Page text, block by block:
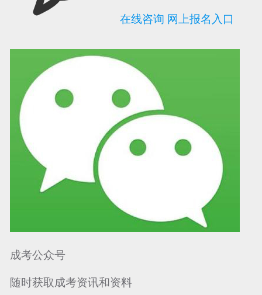
可信网站信用评 网络警察提醒你 诚信网站
在线咨询 网上报名入口
成考公众号
随时获取成考资讯和资料